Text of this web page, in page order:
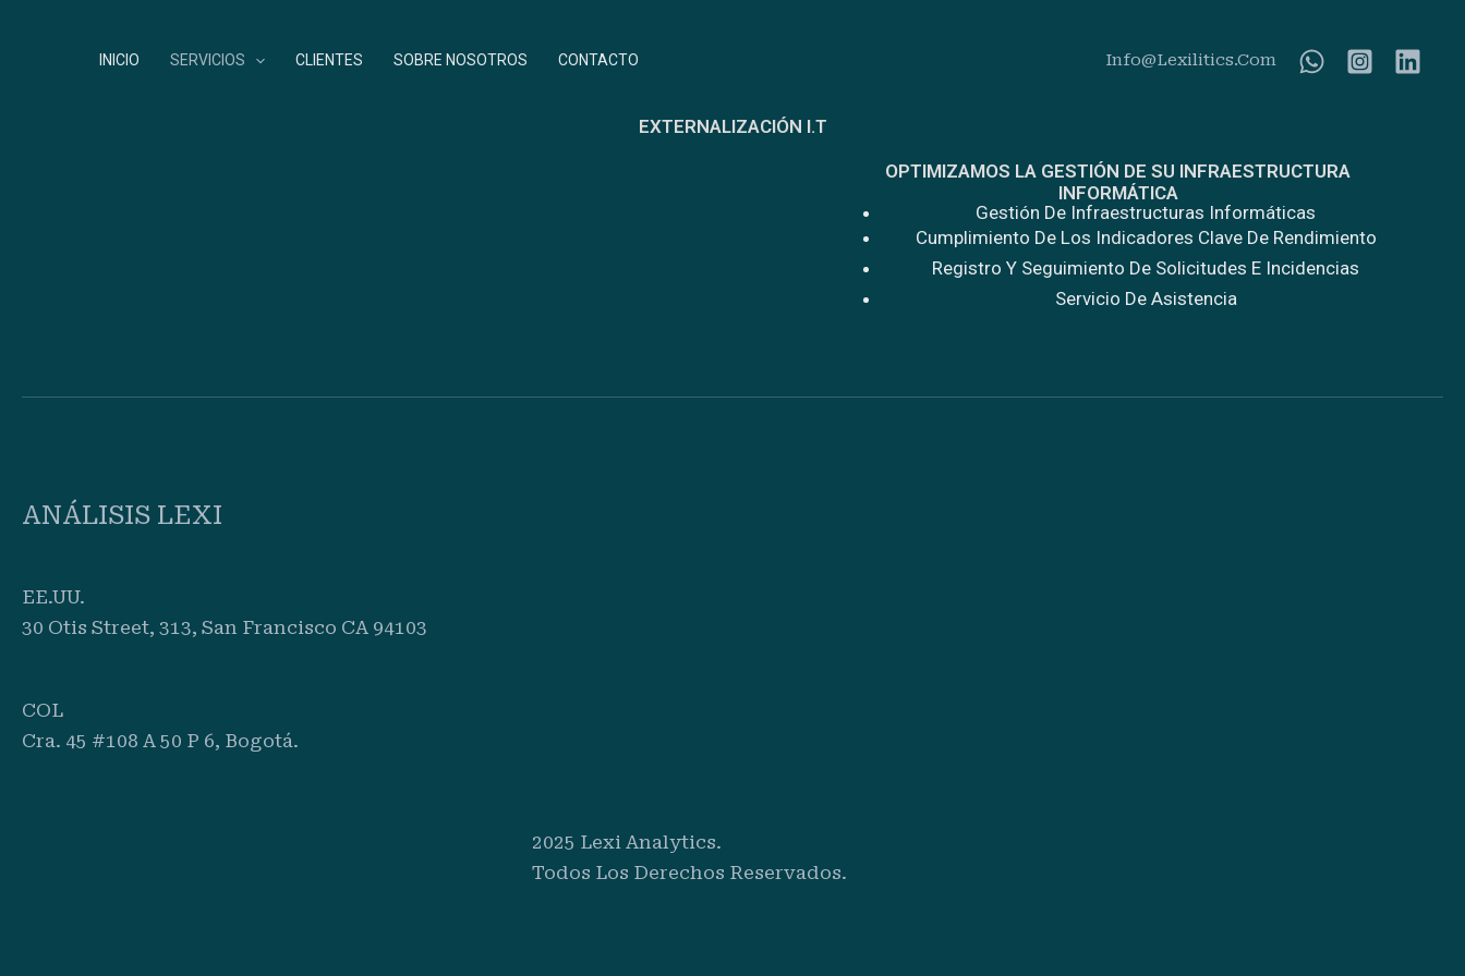
INICIO SERVICIOS CLIENTES SOBRE NOSOTROS CONTACTO Info@Lexilitics.com
EXTERNALIZACIÓN I.T
OPTIMIZAMOS LA GESTIÓN DE SU INFRAESTRUCTURA
INFORMÁTICA
Gestión De Infraestructuras Informáticas
Cumplimiento De Los Indicadores Clave De Rendimiento
Registro Y Seguimiento De Solicitudes E Incidencias
Servicio De Asistencia
ANÁLISIS LEXI
EE.UU.
30 Otis Street, 313, San Francisco CA 94103
COL
Cra. 45 #108 A 50 P 6, Bogotá.
2025 Lexi Analytics.
Todos Los Derechos Reservados.